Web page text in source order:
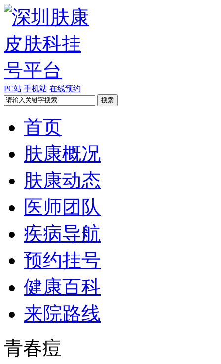
PC站 手机站 在线预约
首页
肤康概况
肤康动态
医师团队
疾病导航
预约挂号
健康百科
来院路线
青春痘